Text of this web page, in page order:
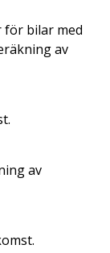
för bilar med
av
av